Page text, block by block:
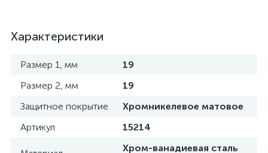
Характеристики
Размер 1, мм
19
Размер 2, мм
19
Защитное покрытие
Хромникелевое матовое
Артикул
15214
Хром-ванадиевая сталь